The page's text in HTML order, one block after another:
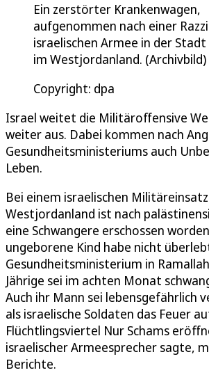
Ein zerstörter Krankenwagen,
aufgenommen nach einer
israelischen Armee in der
im Westjordanland. (Archivbild)
Copyright: dpa
Israel weitet die Militäroffensive
weiter aus. Dabei kommen nach
Gesundheitsministeriums auch
Leben.
Bei einem israelischen
Westjordanland ist nach
eine Schwangere erschossen
ungeborene Kind habe nicht
Gesundheitsministerium in
Jährige sei im achten Monat
Auch ihr Mann sei lebensgefährlich
als israelische Soldaten das Feuer
Flüchtlingsviertel Nur Schams
israelischer Armeesprecher sagte,
Berichte.